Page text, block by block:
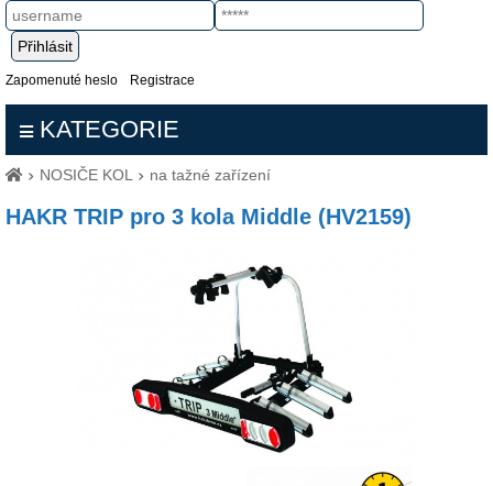
Zapomenuté heslo Registrace
KATEGORIE
NOSIČE KOL na tažné zařízení
HAKR TRIP pro 3 kola Middle (HV2159)